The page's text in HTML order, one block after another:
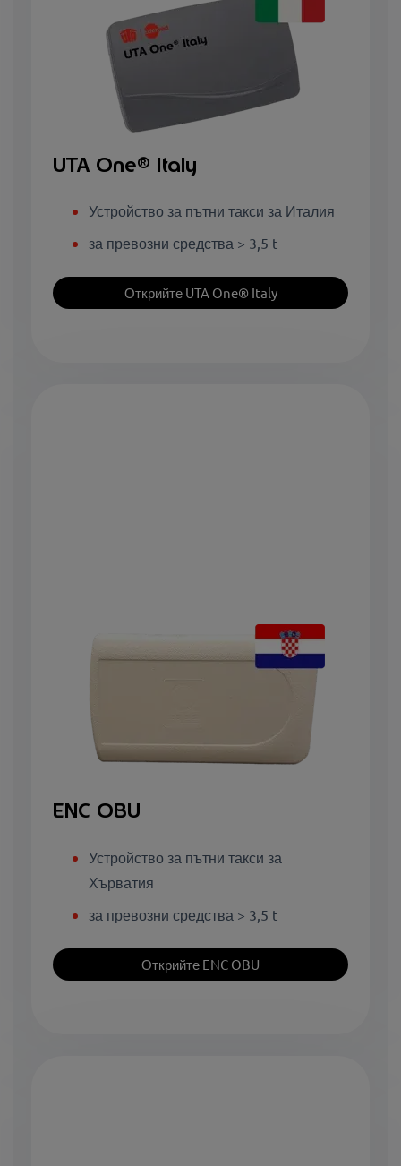
UTA One® Italy
Устройство за пътни такси за Италия
за превозни средства > 3,5 t
Открийте UTA One® Italy
ENC OBU
Устройство за пътни такси за
Хърватия
за превозни средства > 3,5 t
Открийте ENC OBU